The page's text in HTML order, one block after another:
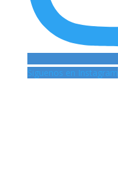
Siguenos en Instagram